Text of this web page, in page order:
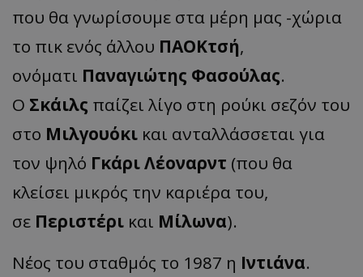
που θα γνωρίσουμε στα μέρη μας -χώρια
το πικ ενός άλλου ΠΑΟΚτσή,
ονόματι Παναγιώτης Φασούλας.
Ο Σκάιλς παίζει λίγο στη ρούκι σεζόν του
στο Μιλγουόκι και ανταλλάσσεται για
τον ψηλό Γκάρι Λέοναρντ (που θα
κλείσει μικρός την καριέρα του,
σε Περιστέρι και Μίλωνα).
Νέος του σταθμός το 1987 η Ιντιάνα.